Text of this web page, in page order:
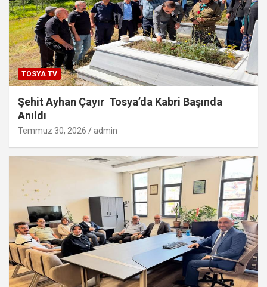
TOSYA TV
Şehit Ayhan Çayır Tosya’da Kabri Başında
Anıldı
Temmuz 30, 2026 admin